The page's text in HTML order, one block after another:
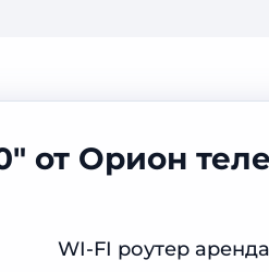
от Орион
WI-FI роутер